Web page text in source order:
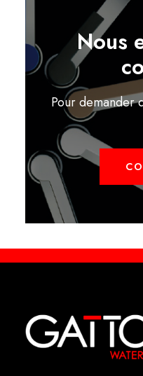
Nous
Pour demander